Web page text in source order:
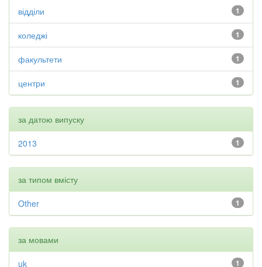
1
відділи
1
коледжі
1
факультети
1
центри
за датою випуску
1
2013
за типом вмісту
1
Other
за мовами
1
uk